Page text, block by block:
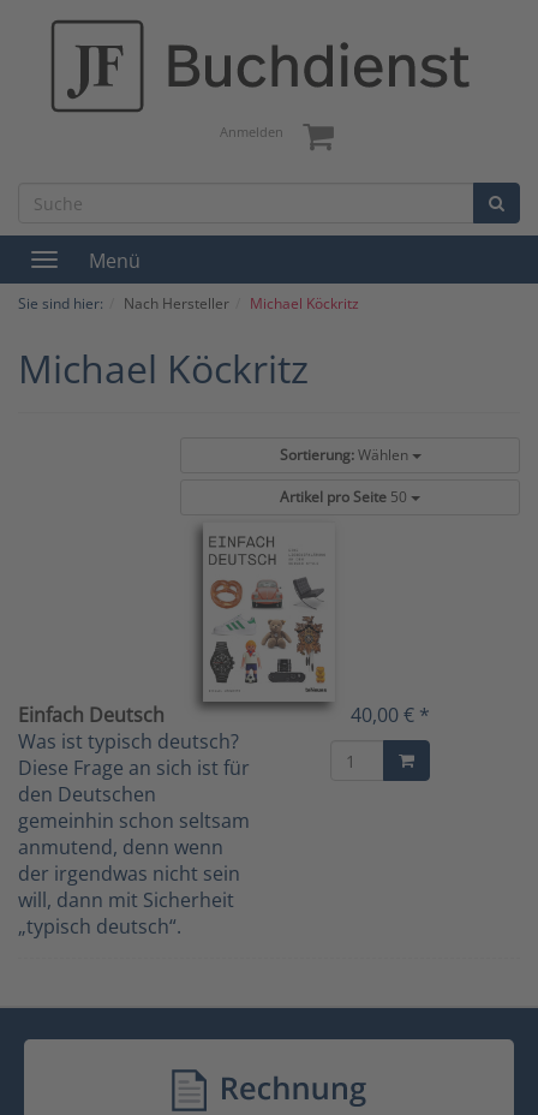
Anmelden
Toggle
navigation
Menü
Sie sind hier: Nach Hersteller Michael Köckritz
Michael Köckritz
Sortierung: Wählen
Artikel pro Seite 50
Einfach Deutsch
Was ist typisch deutsch?
Diese Frage an sich ist für
den Deutschen
gemeinhin schon seltsam
anmutend, denn wenn
der irgendwas nicht sein
will, dann mit Sicherheit
„typisch deutsch“.
40,00 € *